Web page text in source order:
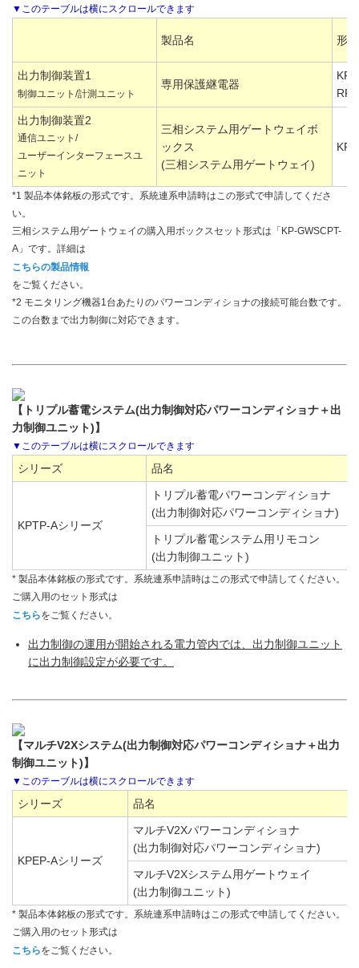
製品名 形
出力制御装置1
制御ユニット/計測ユニット
専用保護継電器
KP-
RPC
出力制御装置2
通信ユニット/
ユーザーインターフェースユ
ニット
三相システム用ゲートウェイボ
ックス
(三相システム用ゲートウェイ)
KP-
*1 製品本体銘板の形式です。系統連系申請時はこの形式で申請してくださ
い。
三相システム用ゲートウェイの購入用ボックスセット形式は「KP-GWSCPT-
A」です。詳細は
こちらの製品情報
をご覧ください。
*2 モニタリング機器1台あたりのパワーコンディショナの接続可能台数です。
この台数まで出力制御に対応できます。
【トリプル蓄電システム(出力制御対応パワーコンディショナ＋出
力制御ユニット)】
シリーズ 品名
KPTP-Aシリーズ
トリプル蓄電パワーコンディショナ
(出力制御対応パワーコンディショナ)
トリプル蓄電システム用リモコン
(出力制御ユニット)
* 製品本体銘板の形式です。系統連系申請時はこの形式で申請してください。
ご購入用のセット形式は
こちらをご覧ください。
出力制御の運用が開始される電力管内では、出力制御ユニット
に出力制御設定が必要です。
【マルチV2Xシステム(出力制御対応パワーコンディショナ＋出力
制御ユニット)】
シリーズ 品名
KPEP-Aシリーズ
マルチV2Xパワーコンディショナ
(出力制御対応パワーコンディショナ)
マルチV2Xシステム用ゲートウェイ
(出力制御ユニット)
* 製品本体銘板の形式です。系統連系申請時はこの形式で申請してください。
ご購入用のセット形式は
こちらをご覧ください。